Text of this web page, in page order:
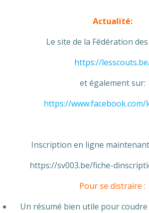
au
Actualité:
Le site de la Fédération
https://
et également sur:
https://www.facebook.com/
Inscription en ligne
https://sv003.be/fiche-
Pour se distraire :
Un résumé bien utile pour